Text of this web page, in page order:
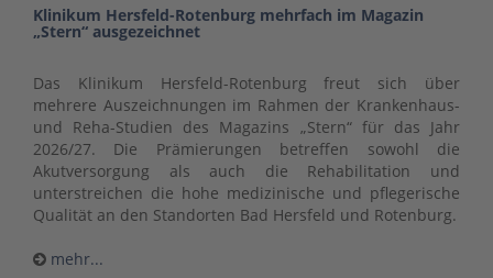
Klinikum Hersfeld-Rotenburg mehrfach im Magazin
„Stern“ ausgezeichnet
Das Klinikum Hersfeld-Rotenburg freut sich über
mehrere Auszeichnungen im Rahmen der Krankenhaus-
und Reha-Studien des Magazins „Stern“ für das Jahr
2026/27. Die Prämierungen betreffen sowohl die
Akutversorgung als auch die Rehabilitation und
unterstreichen die hohe medizinische und pflegerische
Qualität an den Standorten Bad Hersfeld und Rotenburg.
mehr...